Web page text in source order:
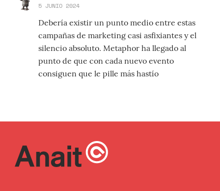
5 JUNIO 2024
Debería existir un punto medio entre estas
campañas de marketing casi asfixiantes y el
silencio absoluto. Metaphor ha llegado al
punto de que con cada nuevo evento
consiguen que le pille más hastío